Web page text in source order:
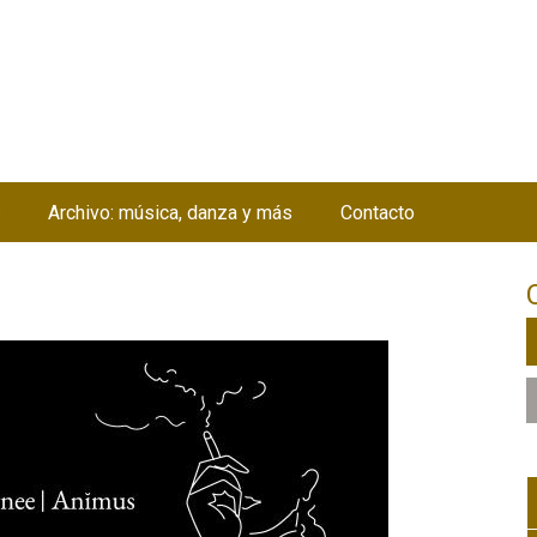
Archivo: música, danza y más Contacto